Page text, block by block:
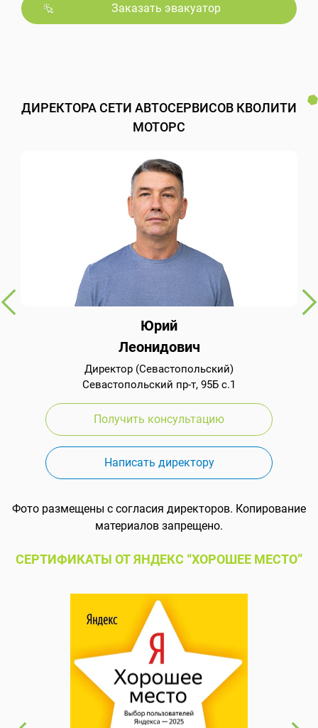
Заказать эвакуатор
ДИРЕКТОРА СЕТИ АВТОСЕРВИСОВ КВОЛИТИ
МОТОРС
Юрий
Леонидович
Директор (Севастопольский)
Севастопольский пр-т, 95Б с.1
Получить консультацию
Написать директору
Фото размещены с согласия директоров. Копирование
материалов запрещено.
СЕРТИФИКАТЫ ОТ ЯНДЕКС “ХОРОШЕЕ МЕСТО”